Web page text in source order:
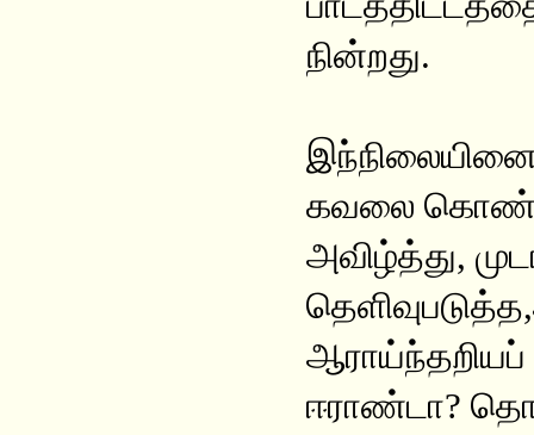
நின்றது.
கவலை
அவிழ்த்து,
ஈராண்டா?